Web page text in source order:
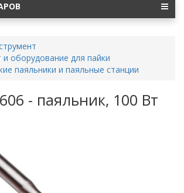
и оборудование для пайки
паяльники и паяльные станции
- паяльник, 100 Вт